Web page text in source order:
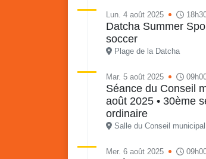
Lun. 4 août 2025
Datcha Summer
soccer
Plage de la Datcha
Mar. 5 août 2025
Séance du Conseil
août 2025 • 30ème
ordinaire
Salle du Conseil
Mer. 6 août 2025
Retour en images sur
Vakans O Gozyé animations
en livre, fête du conseil de
quartier n°3, Gosier beach
summer volley
23 juillet
PDF - 5.1 Mio